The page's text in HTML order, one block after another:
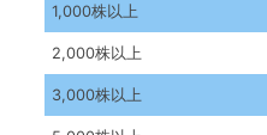
1,000株以上
2,000株以上
3,000株以上